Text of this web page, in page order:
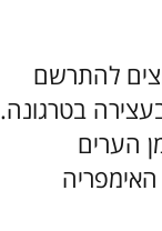
להתרשם
בטרגונה.
הערים